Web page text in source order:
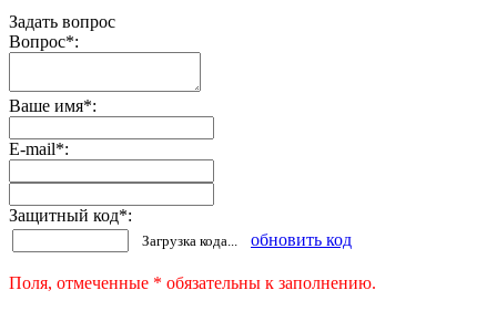
Задать вопрос
Вопрос*:
Ваше имя*:
E-mail*:
Защитный код*:
Загрузка кода... обновить код
Поля, отмеченные * обязательны к заполнению.